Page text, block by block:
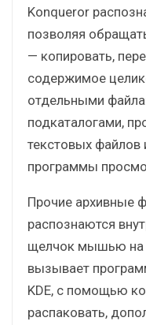
Konqueror
позволяя
— копировать,
содержимое
отдельными
подкаталогами,
текстовых
программы
Прочие архивные
распознаются
щелчок мышью на
вызывает
KDE, с помощью
распаковать,